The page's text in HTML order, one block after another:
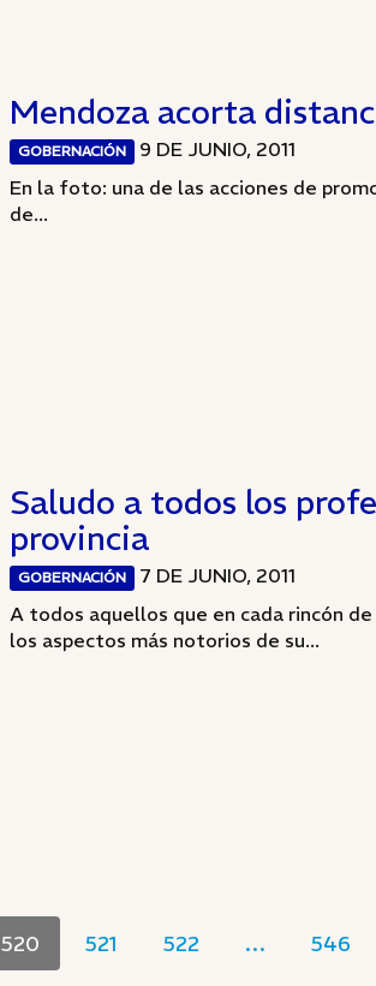
Mendoza acorta
GOBERNACIÓN
9 DE JUNIO, 2011
En la foto: una de las acciones de
de...
Saludo a todos los
provincia
GOBERNACIÓN
7 DE JUNIO, 2011
A todos aquellos que en cada rincón
los aspectos más notorios de su...
520 521 522 … 546